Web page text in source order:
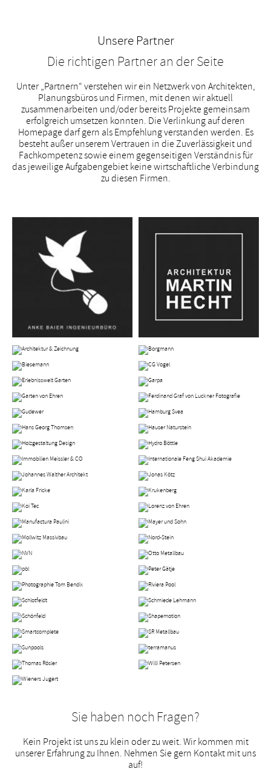
Unsere Partner
Die richtigen Partner an der Seite
Unter „Partnern“ verstehen wir ein Netzwerk von Architekten,
Planungsbüros und Firmen, mit denen wir aktuell
zusammenarbeiten und/oder bereits Projekte gemeinsam
erfolgreich umsetzen konnten. Die Verlinkung auf deren
Homepage darf gern als Empfehlung verstanden werden. Es
besteht außer unserem Vertrauen in die Zuverlässigkeit und
Fachkompetenz sowie einem gegenseitigen Verständnis für
das jeweilige Aufgabengebiet keine wirtschaftliche Verbindung
zu diesen Firmen.
Sie haben noch Fragen?
Kein Projekt ist uns zu klein oder zu weit. Wir kommen mit
unserer Erfahrung zu Ihnen. Nehmen Sie gern Kontakt mit uns
auf!